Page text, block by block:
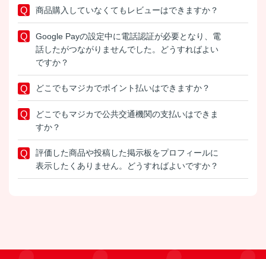
商品購入していなくてもレビューはできますか？
Google Payの設定中に電話認証が必要となり、電
話したがつながりませんでした。どうすればよい
ですか？
どこでもマジカでポイント払いはできますか？
どこでもマジカで公共交通機関の支払いはできま
すか？
評価した商品や投稿した掲示板をプロフィールに
表示したくありません。どうすればよいですか？